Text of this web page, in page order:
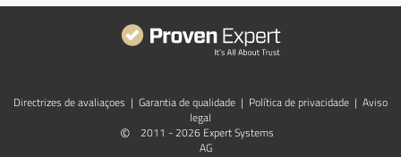
Directrizes de avaliaçoes | Garantia de qualidade | Política de privacidade | Aviso
legal
©
2011 - 2026 Expert Systems
AG